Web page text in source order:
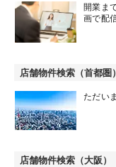
開業ま
画で配
店舗物件検索（首都圏）
ただい
店舗物件検索（大阪）